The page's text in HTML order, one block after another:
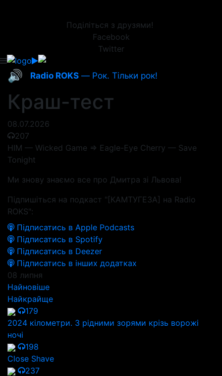
Поділіться з друзями!
Facebook
Twitter
🔊 Radio ROKS — Рок. Тільки рок!
Краш-тест
08.07.2026
207
HIM — Wicked Game => Eagle-Eye Cherry — Save
Tonight
Ми знову знаємо все про Дмитра зі Львова!
Підпишіться на подкаст "[КАМТУГЕЗА] на Radio
ROKS":
Підписатись в Apple Podcasts
Підписатись в Spotify
Підписатись в Deezer
Підписатись в інших додатках
08 липня
Найновіше
Найкрайще
179
2024 кілометри. З рідними зорями крізь ворожі
ночі
198
Close Shave
237